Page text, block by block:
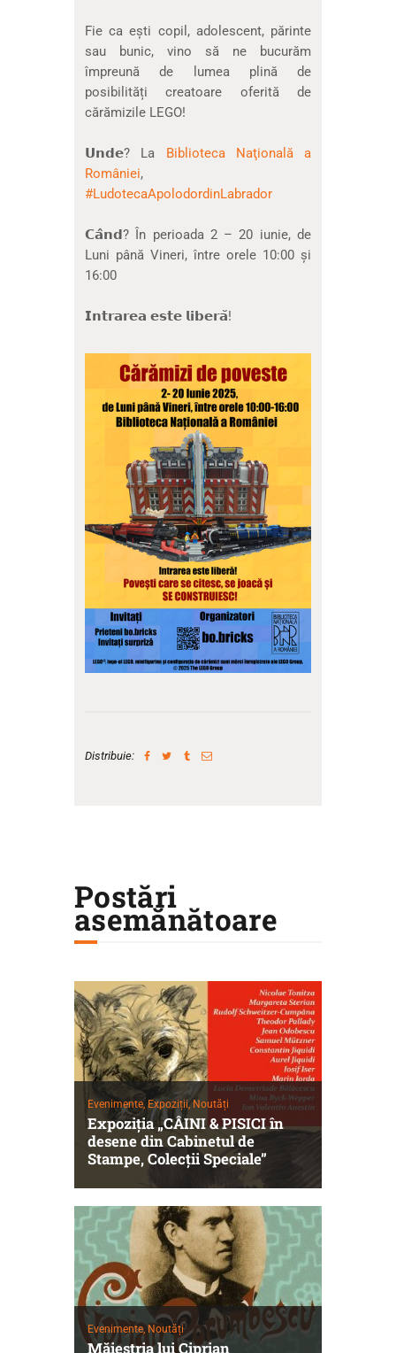
Fie ca ești copil, adolescent, părinte
sau bunic, vino să ne bucurăm
împreună de lumea plină de
posibilități creatoare oferită de
cărămizile LEGO!
𝗨𝗻𝗱𝗲? La
Biblioteca Naţională a
României,
#LudotecaApolodordinLabrador
𝗖𝗮̂𝗻𝗱? În perioada 2 – 20 iunie, de
Luni până Vineri, între orele 10:00 și
16:00
𝗜𝗻𝘁𝗿𝗮𝗿𝗲𝗮 𝗲𝘀𝘁𝗲 𝗹𝗶𝗯𝗲𝗿𝗮̆!
Distribuie:
Postări
asemănătoare
Evenimente, Expoziții,Noutăți
Expoziția „CÂINI & PISICI în
desene din Cabinetul de
Stampe, Colecții Speciale”
Evenimente,Noutăți
Măiestria lui Ciprian